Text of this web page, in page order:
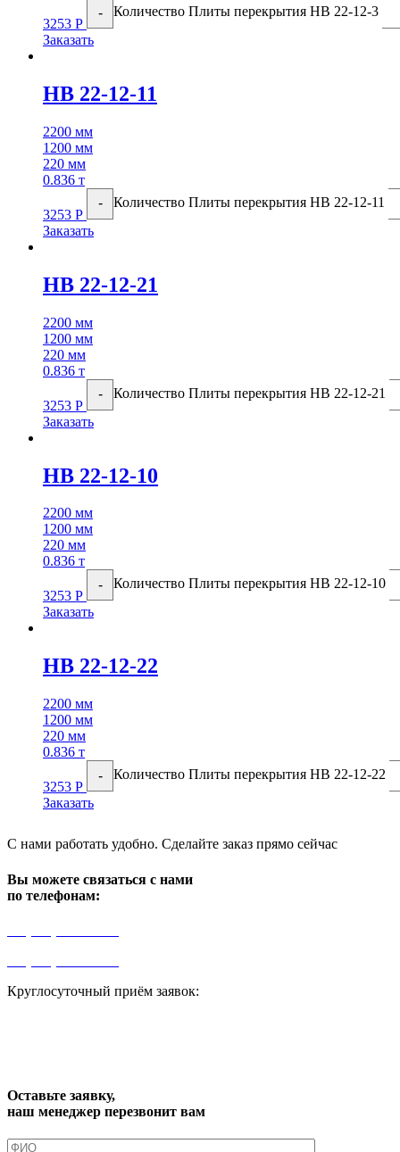
3253 Р
-
Количество Плиты перекрытия НВ 22-12-3
Заказать
НВ 22-12-11
2200 мм
1200 мм
220 мм
0.836 т
3253 Р
-
Количество Плиты перекрытия НВ 22-12-11
Заказать
НВ 22-12-21
2200 мм
1200 мм
220 мм
0.836 т
3253 Р
-
Количество Плиты перекрытия НВ 22-12-21
Заказать
НВ 22-12-10
2200 мм
1200 мм
220 мм
0.836 т
3253 Р
-
Количество Плиты перекрытия НВ 22-12-10
Заказать
НВ 22-12-22
2200 мм
1200 мм
220 мм
0.836 т
3253 Р
-
Количество Плиты перекрытия НВ 22-12-22
Заказать
С нами работать удобно. Сделайте заказ прямо сейчас
Вы можете связаться с нами
по телефонам:
Круглосуточный приём заявок:
Оставьте заявку,
наш менеджер перезвонит вам